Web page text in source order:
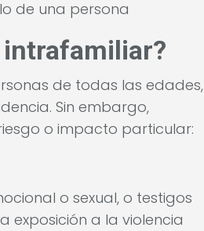
de una persona
intrafamiliar?
de todas las edades,
Sin embargo,
o impacto particular:
o sexual, o testigos
exposición a la violencia